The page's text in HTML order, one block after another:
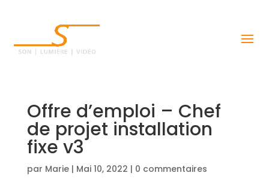
Offre d’emploi – Chef
de projet installation
fixe v3
par Marie| Mai 10, 2022 | 0 commentaires